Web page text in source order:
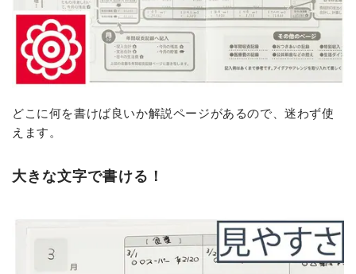
どこに何を書けば良いか解説ページがあるので、迷わず使
えます。
大きな文字で書ける！